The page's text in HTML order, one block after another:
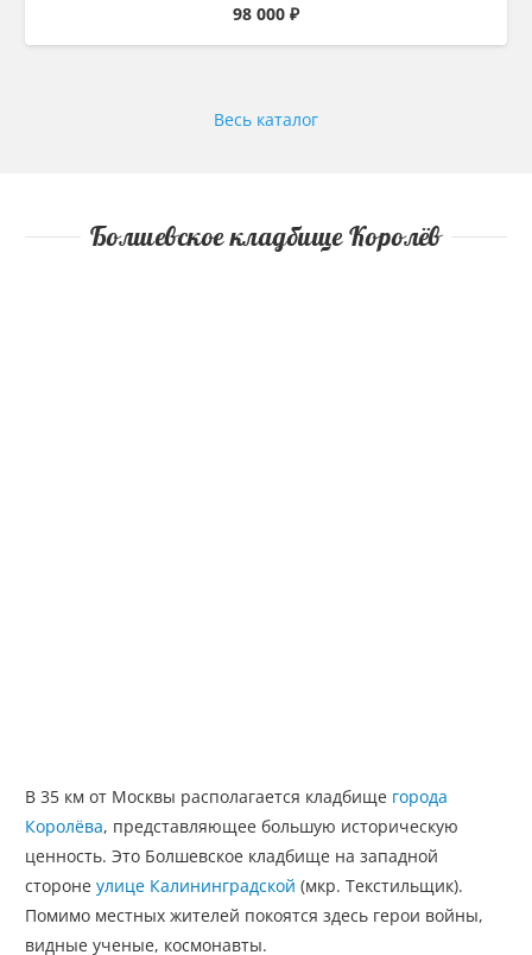
98 000 ₽
Весь каталог
Болшевское кладбище Королёв
В 35 км от Москвы располагается кладбище города
Королёва, представляющее большую историческую
ценность. Это Болшевское кладбище на западной
стороне улице Калининградской (мкр. Текстильщик).
Помимо местных жителей покоятся здесь герои войны,
видные ученые, космонавты.